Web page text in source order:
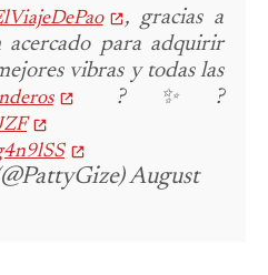
, gracias a
acercado para adquirir
vibras y todas las
?✨?
August